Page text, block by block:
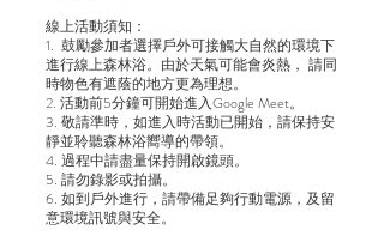
​線上活動須知：
1. 鼓勵參加者選擇戶外可接觸大自然的環境下
進行線上森林浴。由於天氣可能會炎熱， 請同
時物色有遮蔭的地方更為理想。
2. 活動前5分鐘可開始進入Google Meet。
3. 敬請準時，如進入時活動已開始，請保持安
靜並聆聽森林浴嚮導的帶領。
4. 過程中請盡量保持開啟鏡頭。
5. 請勿錄影或拍攝。
6. 如到戶外進行，請帶備足夠行動電源，及留
意環境訊號與安全。